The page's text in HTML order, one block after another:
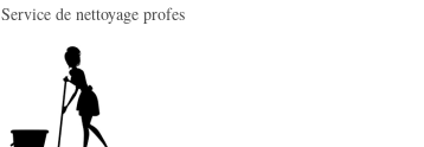
Service de nettoyage profes